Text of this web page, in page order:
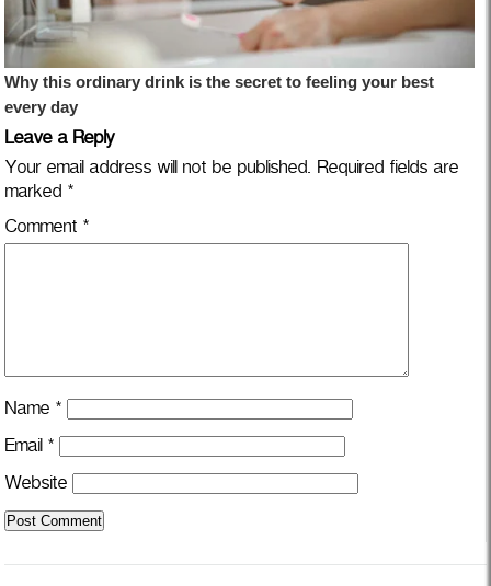
Leave a Reply
Your email address will not be published. Required fields are
marked *
Comment *
Name *
Email *
Website